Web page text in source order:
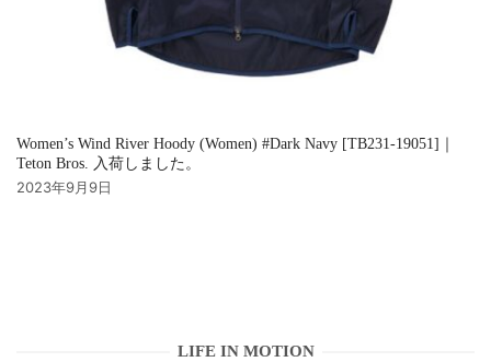
Women’s Wind River Hoody (Women) #Dark Navy [TB231-19051]｜
Teton Bros. 入荷しました。
2023年9月9日
LIFE IN MOTION